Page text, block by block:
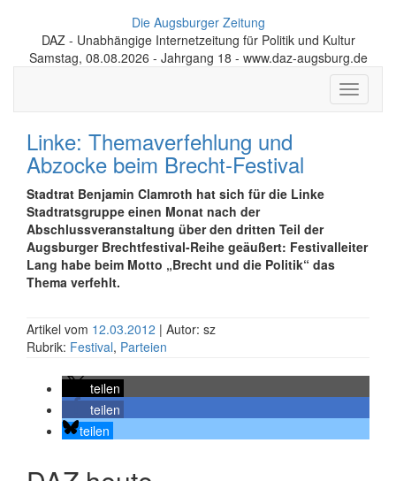
Die Augsburger Zeitung
DAZ - Unabhängige Internetzeitung für Politik und Kultur
Samstag, 08.08.2026 - Jahrgang 18 - www.daz-augsburg.de
Toggle
Linke: Themaverfehlung und
Abzocke beim Brecht-Festival
Stadtrat Benjamin Clamroth hat sich für die Linke
Stadtratsgruppe einen Monat nach der
Abschlussveranstaltung über den dritten Teil der
Augsburger Brechtfestival-Reihe geäußert: Festivalleiter
Lang habe beim Motto „Brecht und die Politik“ das
Thema verfehlt.
Artikel vom 12.03.2012 | Autor: sz
Rubrik: Festival, Parteien
teilen
teilen
teilen